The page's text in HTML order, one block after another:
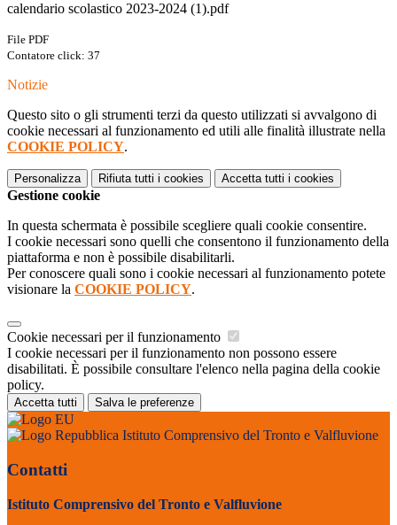
calendario scolastico 2023-2024 (1).pdf
File PDF
Contatore click: 37
Notizie
Questo sito o gli strumenti terzi da questo utilizzati si avvalgono di
cookie necessari al funzionamento ed utili alle finalità illustrate nella
COOKIE POLICY.
Personalizza Rifiuta tutti i cookies Accetta tutti i cookies
Gestione cookie
In questa schermata è possibile scegliere quali cookie consentire.
I cookie necessari sono quelli che consentono il funzionamento della
piattaforma e non è possibile disabilitarli.
Per conoscere quali sono i cookie necessari al funzionamento potete
visionare la COOKIE POLICY.
Cookie necessari per il funzionamento
I cookie necessari per il funzionamento non possono essere
disabilitati. È possibile consultare l'elenco nella pagina della cookie
policy.
Accetta tutti Salva le preferenze
Istituto Comprensivo del Tronto e Valfluvione
Contatti
Istituto Comprensivo del Tronto e Valfluvione